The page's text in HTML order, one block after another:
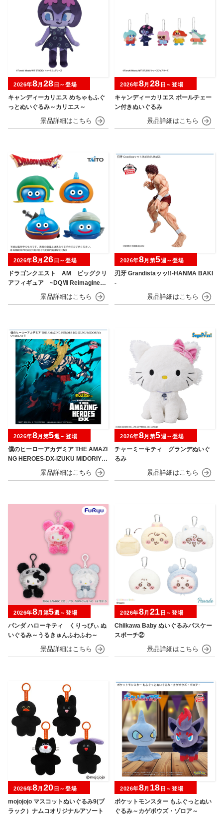
キャンディーカリエス めちゃもふぐ
っとぬいぐるみ～カリエス～
2026年8月 28 日～登場
キャンディーカリエス ボールチェー
ン付きぬいぐるみ
2026年8月 28 日～登場
ドラゴンクエスト AM ビッグクリ
アフィギュア ~DQⅦ Reimagined
発売記念編~
2026年8月 26 日～登場
刃牙 Grandistaッッ!!-HANMA BAKI
-
2026年8月第5週～登場
僕のヒーローアカデミア THE AMAZI
NG HEROES-DX-IZUKU MIDORIYA
OVERLAY Ⅱ
2026年8月第5週～登場
チャーミーキティ グランデぬいぐ
るみ
2026年8月第5週～登場
パンダ ハローキティ くりっぴぃ ぬ
いぐるみ～うるきゅんふわふわ～
2026年8月第5週～登場
Chiikawa Baby ぬいぐるみパスケー
スポーチ②
2026年8月 21 日～登場
mojojojo マスコットぬいぐるみ9(ブ
ラック）ナムコオリジナルアソート
2026年8月 20 日～登場
ポケットモンスター もふぐっとぬい
ぐるみ～カゲボウズ・ゾロア～
2026年8月 18 日～登場